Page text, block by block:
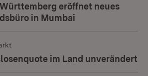
eröffnet neues
in Mumbai
im Land unverändert